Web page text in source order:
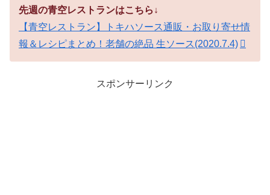
先週の青空レストランはこちら↓
【青空レストラン】トキハソース通販・お取り寄せ情
報＆レシピまとめ！老舗の絶品 生ソース(2020.7.4)
スポンサーリンク